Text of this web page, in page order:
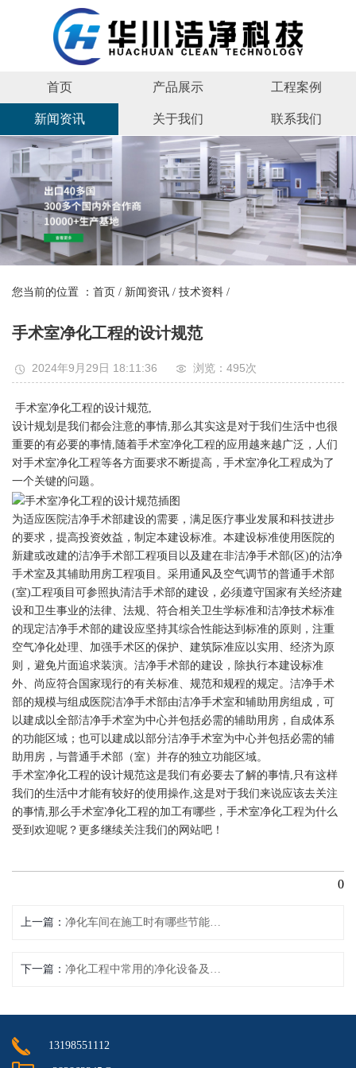
首页 产品展示 工程案例
新闻资讯 关于我们 联系我们
您当前的位置 ： 首页 / 新闻资讯 / 技术资料 /
手术室净化工程的设计规范
2024年9月29日 18:11:36 浏览：495次
手术室净化工程的设计规范,
设计规划是我们都会注意的事情,那么其实这是对于我们生活中也很
重要的有必要的事情, 随着手术室净化工程的应用越来越广泛，人们
对手术室净化工程等各方面要求不断提高，手术室净化工程成为了
一个关键的问题。
​为适应医院洁净手术部建设的需要，满足医疗事业发展和科技进步
的要求，提高投资效益，制定本建设标准。本建设标准使用医院的
新建或改建的洁净手术部工程项目以及建在非洁净手术部(区)的沽净
手术室及其辅助用房工程项目。采用通风及空气调节的普通手术部
(室)工程项目可参照执清洁手术部的建设，必须遵守国家有关经济建
设和卫生事业的法律、法规、符合相关卫生学标准和洁净技术标准
的现定洁净手术部的建设应坚持其综合性能达到标准的原则，注重
空气净化处理、加强手术区的保护、建筑际准应以实用、经济为原
则，避免片面追求装演。洁净手术部的建设，除执行本建设标准
外、尚应符合国家现行的有关标准、规范和规程的规定。洁净手术
部的规模与组成医院洁净手术部由洁净手术室和辅助用房组成，可
以建成以全部洁净手术室为中心并包括必需的辅助用房，自成体系
的功能区域；也可以建成以部分洁净手术室为中心并包括必需的辅
助用房，与普通手术部（室）并存的独立功能区域。
手术室净化工程的设计规范这是我们有必要去了解的事情 只有这样
我们的生活中才能有较好的使用操作 这是对于我们来说应该去关注
的事情 那么手术室净化工程的加工有哪些，手术室净化工程为什么
受到欢迎呢？更多继续关注我们的网站吧！
0
上一篇
下一篇
13198551112